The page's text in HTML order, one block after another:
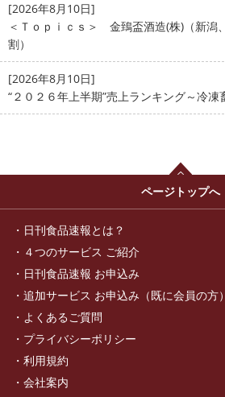
[2026年8月10日]
＜Ｔｏｐｉｃｓ＞ 金鵄盃酒造(株)（新潟
割）
[2026年8月10日]
“２０２６年上半期”売上ランキング～冷凍
ページトップへ
日刊食品速報とは？
４つのサービス ご紹介
日刊食品速報 お申込み
追加サービス お申込み（既に会員の方）
よくあるご質問
プライバシーポリシー
利用規約
会社案内